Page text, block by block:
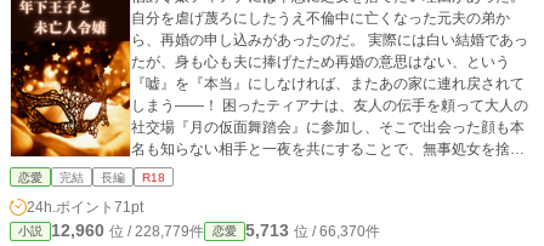
自分を虐げ蔑ろにしたうえ不倫中に亡くなった元夫の弟か
ら、再婚の申し込みがあったのだ。 実際には白い結婚であっ
たが、身も心も夫に捧げたため再婚の意思はない、という
『嘘』を『本当』にしなければ、またあの家に連れ戻されて
しまう――！ 困ったティアナは、友人の伝手を頼って大人の
社交場『月の仮面舞踏会』に参加し、そこで出会った顔も本
名も知らない相手と一夜を共にすることで、無事処女を捨て
ることに成功する。 ようやく安寧な日々を手に入れたと思っ
レクシスであったこと、彼が『月の仮面舞踏会』で出会った
女性を必死に探し求めていることを知る。 どうしても手に入
恋愛 完結 長編 R18
24h.ポイント 71pt
小説 12,960 位 / 228,779件 恋愛 5,713 位 / 66,370件